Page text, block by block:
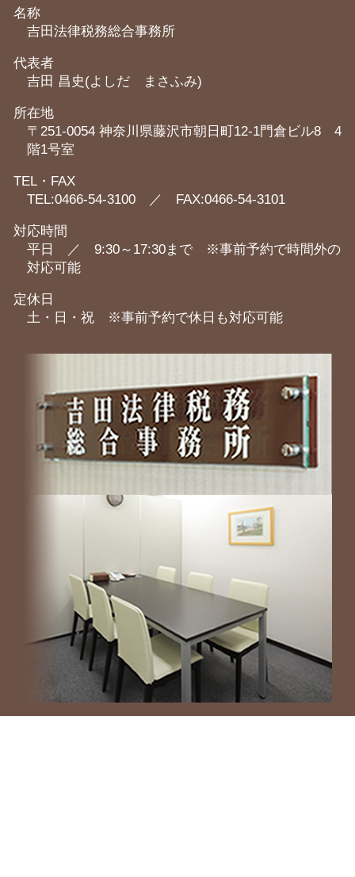
名称
吉田法律税務総合事務所
代表者
吉田 昌史(よしだ まさふみ)
所在地
〒251-0054 神奈川県藤沢市朝日町12-1門倉ビル8 4
階1号室
TEL・FAX
TEL:0466-54-3100 ／ FAX:0466-54-3101
対応時間
平日 ／ 9:30～17:30まで ※事前予約で時間外の
対応可能
定休日
土・日・祝 ※事前予約で休日も対応可能